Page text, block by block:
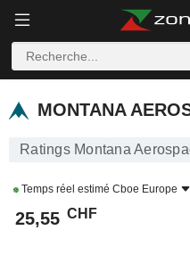
MONTANA AEROSPACE
MONTANA
Ratings Montana
Temps réel estimé Cboe Europe
25,55 CHF